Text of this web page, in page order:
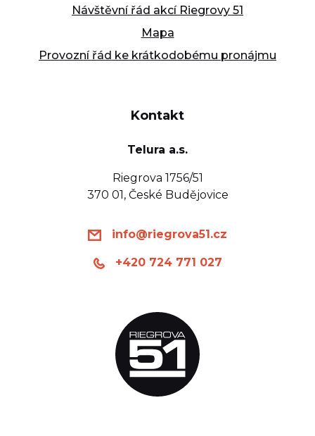
Návštěvní řád akcí Riegrovy 51
Mapa
Provozní řád ke krátkodobému pronájmu
Kontakt
Telura a.s.
Riegrova 1756/51
370 01, České Budějovice
info@riegrova51.cz
+420 724 771 027